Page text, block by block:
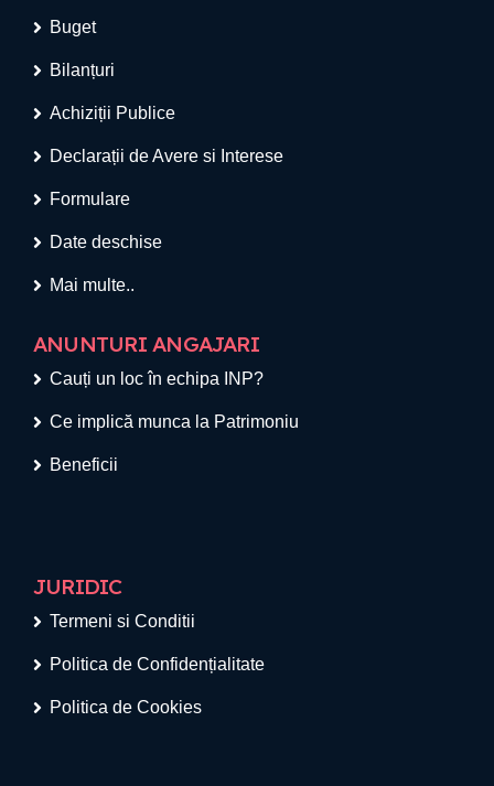
Buget
Bilanțuri
Achiziții Publice
Declarații de Avere si Interese
Formulare
Date deschise
Mai multe..
ANUNTURI ANGAJARI
Cauți un loc în echipa INP?
Ce implică munca la Patrimoniu
Beneficii
JURIDIC
Termeni si Conditii
Politica de Confidențialitate
Politica de Cookies